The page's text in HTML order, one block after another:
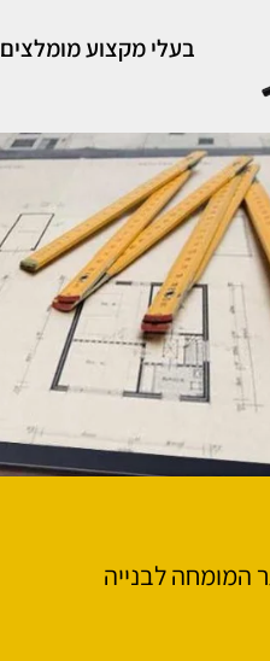
בעלי מקצוע מומלצים
המומחה לבנייה